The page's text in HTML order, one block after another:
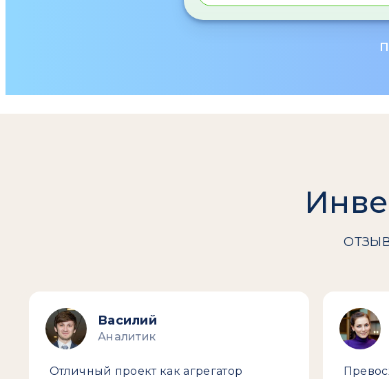
Василий
Аналитик
Отличный проект как агрегатор